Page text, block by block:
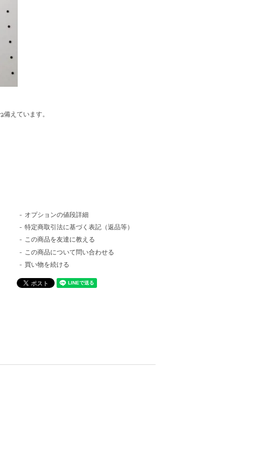
えています。
オプションの値段詳細
特定商取引法に基づく表記（返品等）
この商品を友達に教える
この商品について問い合わせる
買い物を続ける